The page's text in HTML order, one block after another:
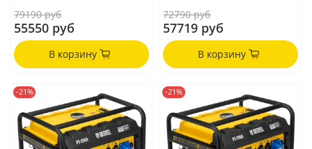
79190 руб
55550 руб
В корзину
72790 руб
57719 руб
В корзину
-21% -21%